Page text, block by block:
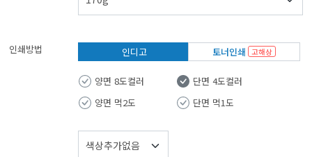
인쇄방법 인디고 토너인쇄 고해상
양면 8도컬러
단면 4도컬러
양면 먹2도
단면 먹1도